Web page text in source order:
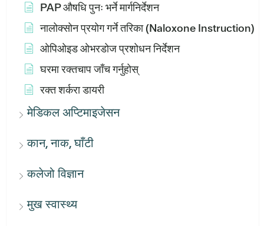
PAP औषधि पुनः भर्ने मार्गनिर्देशन
नालोक्सोन प्रयोग गर्ने तरिका (Naloxone Instruction)
ओपिओइड ओभरडोज प्रशोधन निर्देशन
घरमा रक्तचाप जाँच गर्नुहोस्
रक्त शर्करा डायरी
मेडिकल अप्टिमाइजेसन
कान, नाक, घाँटी
कलेजो विज्ञान
मुख स्वास्थ्य